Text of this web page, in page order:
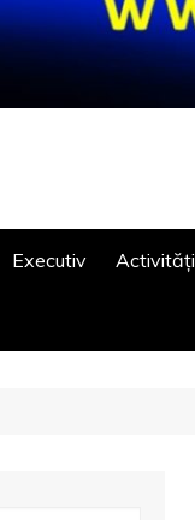
Executiv Activități